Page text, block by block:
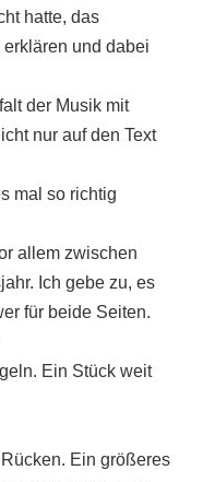
hatte, das
erklären und dabei
der Musik mit
nur auf den Text
mal so richtig
allem zwischen
Ich gebe zu, es
für beide Seiten.
Ein Stück weit
Ein größeres